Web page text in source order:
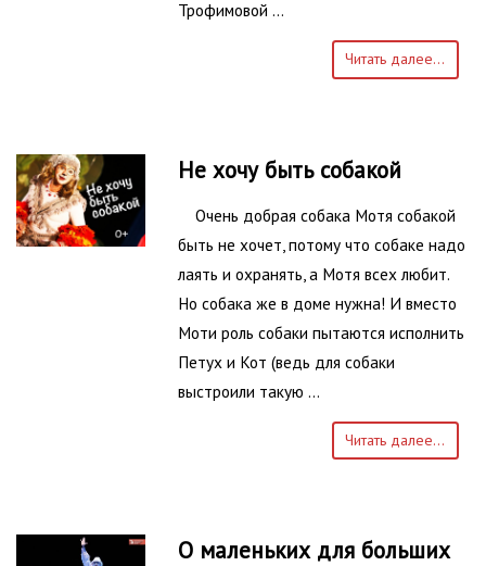
Трофимовой …
Читать далее...
Не хочу быть собакой
Очень добрая собака Мотя собакой
быть не хочет, потому что собаке надо
лаять и охранять, а Мотя всех любит.
Но собака же в доме нужна! И вместо
Моти роль собаки пытаются исполнить
Петух и Кот (ведь для собаки
выстроили такую …
Читать далее...
О маленьких для больших